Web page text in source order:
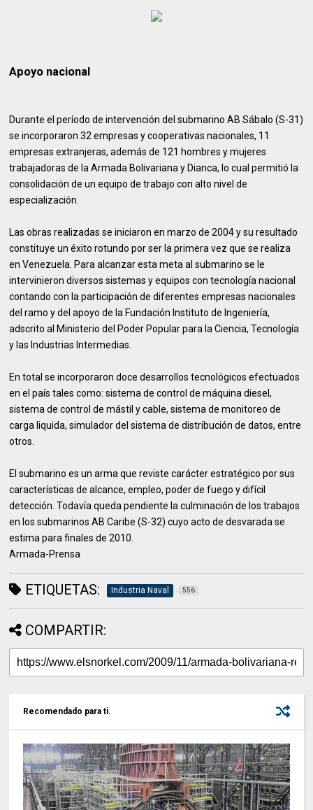
Apoyo nacional
Durante el período de intervención del submarino AB Sábalo (S-31)
se incorporaron 32 empresas y cooperativas nacionales, 11
empresas extranjeras, además de 121 hombres y mujeres
trabajadoras de la Armada Bolivariana y Dianca, lo cual permitió la
consolidación de un equipo de trabajo con alto nivel de
especialización.
Las obras realizadas se iniciaron en marzo de 2004 y su resultado
constituye un éxito rotundo por ser la primera vez que se realiza
en Venezuela. Para alcanzar esta meta al submarino se le
intervinieron diversos sistemas y equipos con tecnología nacional
contando con la participación de diferentes empresas nacionales
del ramo y del apoyo de la Fundación Instituto de Ingeniería,
adscrito al Ministerio del Poder Popular para la Ciencia, Tecnología
y las Industrias Intermedias.
En total se incorporaron doce desarrollos tecnológicos efectuados
en el país tales como: sistema de control de máquina diesel,
sistema de control de mástil y cable, sistema de monitoreo de
carga liquida, simulador del sistema de distribución de datos, entre
otros.
El submarino es un arma que reviste carácter estratégico por sus
características de alcance, empleo, poder de fuego y difícil
detección. Todavía queda pendiente la culminación de los trabajos
en los submarinos AB Caribe (S-32) cuyo acto de desvarada se
estima para finales de 2010.
Armada-Prensa
ETIQUETAS: Industria Naval 556
COMPARTIR:
Recomendado para ti.